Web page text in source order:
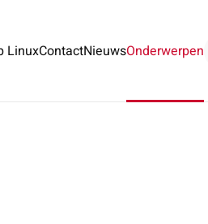
LinuxContactNieuwsOnderwerpen